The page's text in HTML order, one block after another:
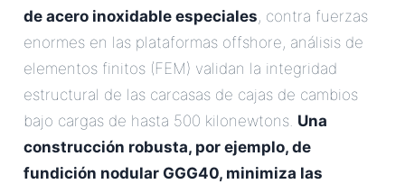
de acero inoxidable especiales, contra fuerzas
enormes en las plataformas offshore, análisis de
elementos finitos (FEM) validan la integridad
estructural de las carcasas de cajas de cambios
bajo cargas de hasta 500 kilonewtons. Una
construcción robusta, por ejemplo, de
fundición nodular GGG40, minimiza las